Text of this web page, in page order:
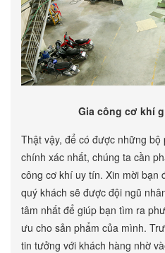
Gia công cơ khí
Thật vậy, để có được những
chính xác nhất, chúng ta cần
công cơ khí uy tín. Xin mời bạn
quý khách sẽ được đội ngũ
tâm nhất để giúp bạn tìm ra
ưu cho sản phẩm của mình.
tin tưởng với khách hàng nhờ